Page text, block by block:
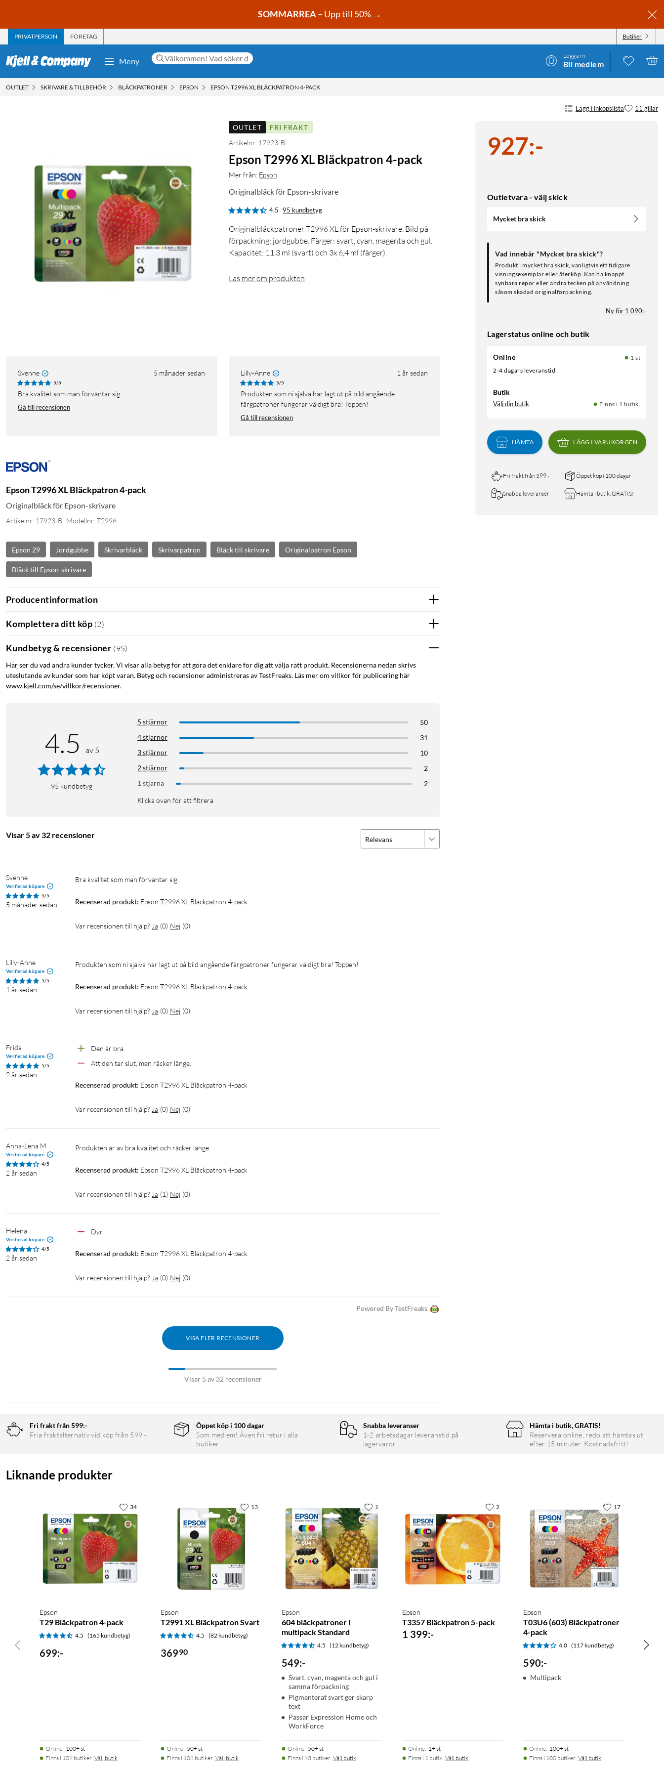
SOMMARREA– Upp till 50% →
PRIVATPERSON FÖRETAG Butiker
Meny
Logga in
Bli medlem
OUTLET SKRIVARE & TILLBEHÖR BLÄCKPATRONER EPSON EPSON T2996 XL BLÄCKPATRON 4-PACK
Lägg i inköpslista 11 gillar
927:-
Outletvara - välj skick
Mycket bra skick
Vad innebär "Mycket bra skick"?
Produkt i mycket bra skick, vanligtvis ett tidigare
visningsexemplar eller återköp. Kan ha knappt
synbara repor eller andra tecken på användning
såsom skadad originalförpackning.
Ny för 1 090:-
Lagerstatus online och butik
Online
1 st
2-4 dagars leveranstid
Butik
Välj din butik Finns i 1 butik.
HÄMTA LÄGG I VARUKORGEN
Fri frakt från 599:- Öppet köp i 100 dagar
Snabba leveranser Hämta i butik, GRATIS!
OUTLET
FRI FRAKT
Artikelnr: 17923-B
Epson T2996 XL Bläckpatron 4-pack
Mer från: Epson
Originalbläck för Epson-skrivare
4.5 95 kundbetyg
Originalbläckpatroner T2996 XL för Epson-skrivare. Bild på
förpackning: jordgubbe. Färger: svart, cyan, magenta och gul.
Kapacitet: 11,3 ml (svart) och 3x 6,4 ml (färger).
Läs mer om produkten
Svenne 5 månader sedan
5/5
Bra kvalitet som man förväntar sig.
Gå till recensionen
Lilly-Anne 1 år sedan
5/5
Produkten som ni själva har lagt ut på bild angående
färgpatroner fungerar väldigt bra! Toppen!
Gå till recensionen
Epson T2996 XL Bläckpatron 4-pack
Originalbläck för Epson-skrivare
Artikelnr: 17923-B Modellnr: T2996
Epson 29 Jordgubbe Skrivarbläck Skrivarpatron Bläck till skrivare Originalpatron Epson
Bläck till Epson-skrivare
Producentinformation
Komplettera ditt köp (2)
Kundbetyg & recensioner (95)
Här ser du vad andra kunder tycker. Vi visar alla betyg för att göra det enklare för dig att välja rätt produkt. Recensionerna nedan skrivs
uteslutande av kunder som har köpt varan. Betyg och recensioner administreras av TestFreaks. Läs mer om villkor för publicering här
www.kjell.com/se/villkor/recensioner.
4.5 av 5
95 kundbetyg
5 stjärnor
50
4 stjärnor
31
3 stjärnor
10
2 stjärnor
2
1 stjärna
2
Klicka ovan för att filtrera
Visar 5 av 32 recensioner Relevans
Svenne
Verifierad köpare
5/5
5 månader sedan
Bra kvalitet som man förväntar sig.
Recenserad produkt: Epson T2996 XL Bläckpatron 4-pack
Var recensionen till hjälp? Ja (0) Nej (0)
Lilly-Anne
Verifierad köpare
5/5
1 år sedan
Produkten som ni själva har lagt ut på bild angående färgpatroner fungerar väldigt bra! Toppen!
Recenserad produkt: Epson T2996 XL Bläckpatron 4-pack
Var recensionen till hjälp? Ja (0) Nej (0)
Frida
Verifierad köpare
5/5
2 år sedan
Den är bra.
Att den tar slut, men räcker länge.
Recenserad produkt: Epson T2996 XL Bläckpatron 4-pack
Var recensionen till hjälp? Ja (0) Nej (0)
Anna-Lena M
Verifierad köpare
4/5
2 år sedan
Produkten är av bra kvalitet och räcker länge.
Recenserad produkt: Epson T2996 XL Bläckpatron 4-pack
Var recensionen till hjälp? Ja (1) Nej (0)
Helena
Verifierad köpare
4/5
2 år sedan
Dyr
Recenserad produkt: Epson T2996 XL Bläckpatron 4-pack
Var recensionen till hjälp? Ja (0) Nej (0)
Powered By TestFreaks
VISA FLER RECENSIONER
Visar 5 av 32 recensioner
Fri frakt från 599:-
Fria fraktalternativ vid köp från 599:-
Öppet köp i 100 dagar
Som medlem! Även fri retur i alla
butiker
Snabba leveranser
1-2 arbetsdagar leveranstid på
lagervaror
Hämta i butik, GRATIS!
Reservera online, redo att hämtas ut
efter 15 minuter. Kostnadsfritt!
Liknande produkter
Epson
T29 Bläckpatron 4-pack
4.5 (165 kundbetyg)
699:-
Online: 100+ st
Finns i 109 butiker. Välj butik
34
Epson
T2991 XL Bläckpatron Svart
4.5 (82 kundbetyg)
36990
Online: 50+ st
Finns i 108 butiker. Välj butik
13
Epson
604 bläckpatroner i
multipack Standard
4.5 (12 kundbetyg)
549:-
Svart, cyan, magenta och gul i
samma förpackning
Pigmenterat svart ger skarp
text
Passar Expression Home och
WorkForce
Online: 50+ st
Finns i 93 butiker. Välj butik
1
Epson
T3357 Bläckpatron 5-pack
1 399:-
Online: 1+ st
Finns i 1 butik. Välj butik
2
Epson
T03U6 (603) Bläckpatroner
4-pack
4.0 (117 kundbetyg)
590:-
Multipack
Online: 100+ st
Finns i 100 butiker. Välj butik
17